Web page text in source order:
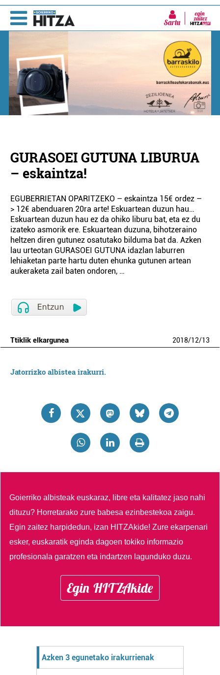
Sartu
GURASOEI GUTUNA LIBURUA
– eskaintza!
EGUBERRIETAN OPARITZEKO – eskaintza 15€ ordez –
> 12€ abenduaren 20ra arte! Eskuartean duzun hau…
Eskuartean duzun hau ez da ohiko liburu bat, eta ez du
izateko asmorik ere. Eskuartean duzuna, bihotzeraino
heltzen diren gutunez osatutako bilduma bat da. Azken
lau urteotan GURASOEI GUTUNA idazlan laburren
lehiaketan parte hartu duten ehunka gutunen artean
aukeraketa zail baten ondoren, …
Ttiklik elkargunea 2018/12/13
Jatorrizko albistea irakurri.
Goierriko albisteak euskaraz, libre eta kalitatez jaso nahi
dituzu? Horretarako zure babesa ezinbestekoa zaigu.
Egin zaitez harpidedun, izan HITZAkide!Zure ekarpenari
esker, euskaratik eginda dagoen tokiko informazio
profesionala garatzen eta indartzen lagunduko duzu.
Egin HITZAkide
Azken 3 egunetako irakurrienak